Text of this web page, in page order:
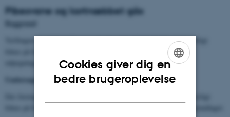
Pibesvane og kortnæbbet gås
Baggrund
Tællingen har til formål at opgøre de nationale bestande, med særligt
fokus på fuglebeskyttelsesområder, hvor disse arter er på
udpegningsgrundlaget.
Undersøgelsesområde
ENGLISH
Cookies giver dig en
bedre brugeroplevelse